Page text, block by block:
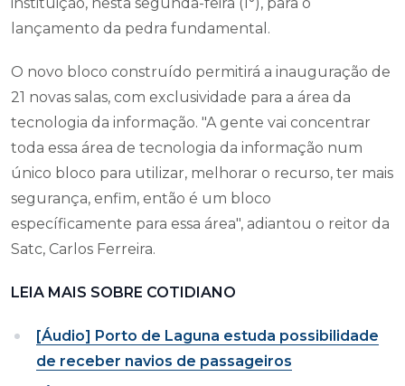
lançamento da pedra fundamental.
O novo bloco construído permitirá a inauguração de
21 novas salas, com exclusividade para a área da
tecnologia da informação. "A gente vai concentrar
toda essa área de tecnologia da informação num
único bloco para utilizar, melhorar o recurso, ter mais
segurança, enfim, então é um bloco
específicamente para essa área", adiantou o reitor da
Satc, Carlos Ferreira.
LEIA MAIS SOBRE COTIDIANO
[Áudio] Porto de Laguna estuda possibilidade
de receber navios de passageiros